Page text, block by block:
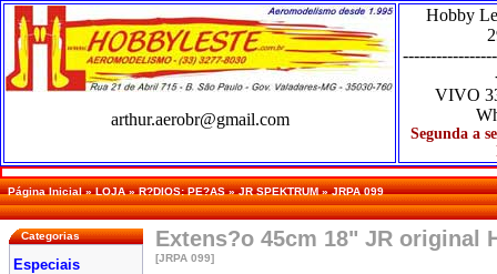
arthur.aerobr@gmail.com
Hobby
VIVO
Segunda a
Página Inicial»LOJA»R?DIOS: PE?AS»JR SPEKTRUM»JRPA 099
Categorias
Especiais
Extens?o 45cm 18" JR original
[JRPA 099]